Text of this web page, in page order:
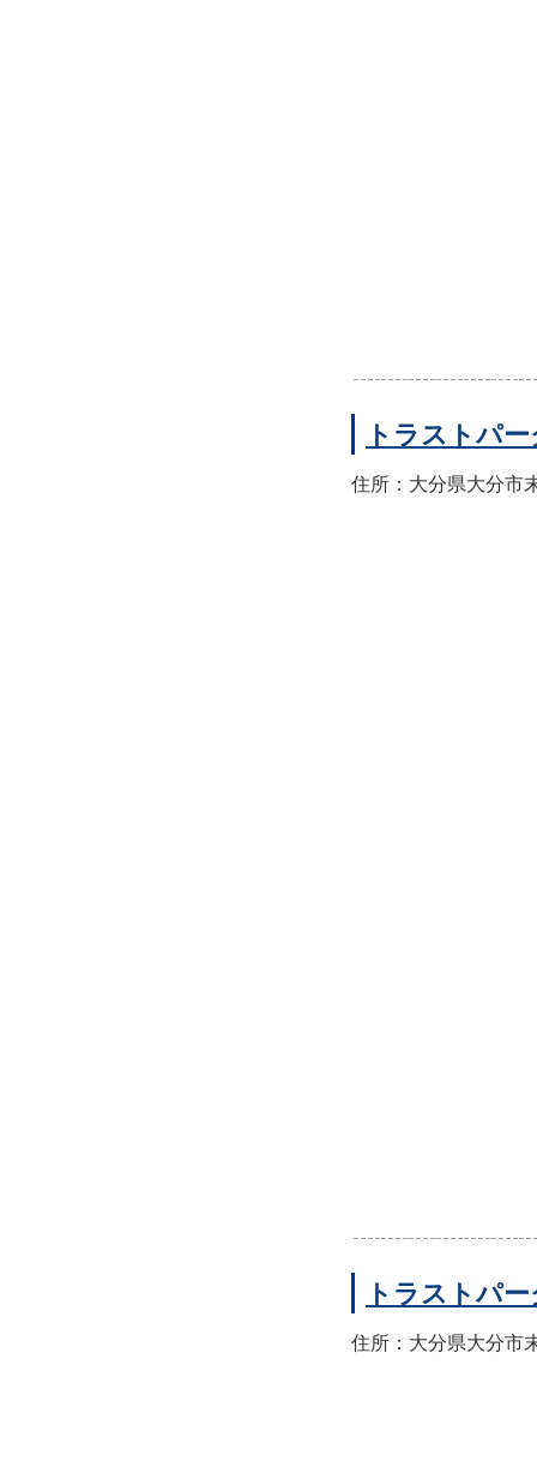
トラストパ
住所：大分県大分市
トラストパ
住所：大分県大分市